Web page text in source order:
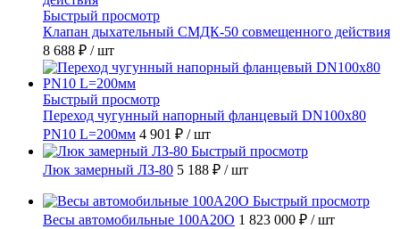
Быстрый просмотр
Клапан дыхательный СМДК-50 совмещенного действия
8 688 ₽ / шт
Быстрый просмотр
Переход чугунный напорный фланцевый DN100х80
PN10 L=200мм 4 901 ₽ / шт
Быстрый просмотр
Люк замерный ЛЗ-80 5 188 ₽ / шт
Быстрый просмотр
Весы автомобильные 100А20О 1 823 000 ₽ / шт